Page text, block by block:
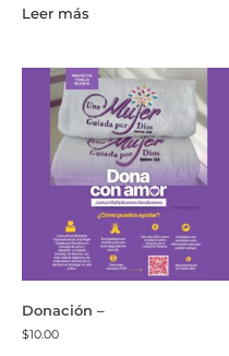
Leer más
Donación –
$10.00